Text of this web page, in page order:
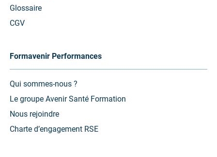
Glossaire
CGV
Formavenir Performances
Qui sommes-nous ?
Le groupe Avenir Santé Formation
Nous rejoindre
Charte d’engagement RSE